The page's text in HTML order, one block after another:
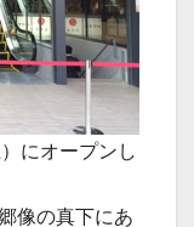
にオープンし
像の真下にあ